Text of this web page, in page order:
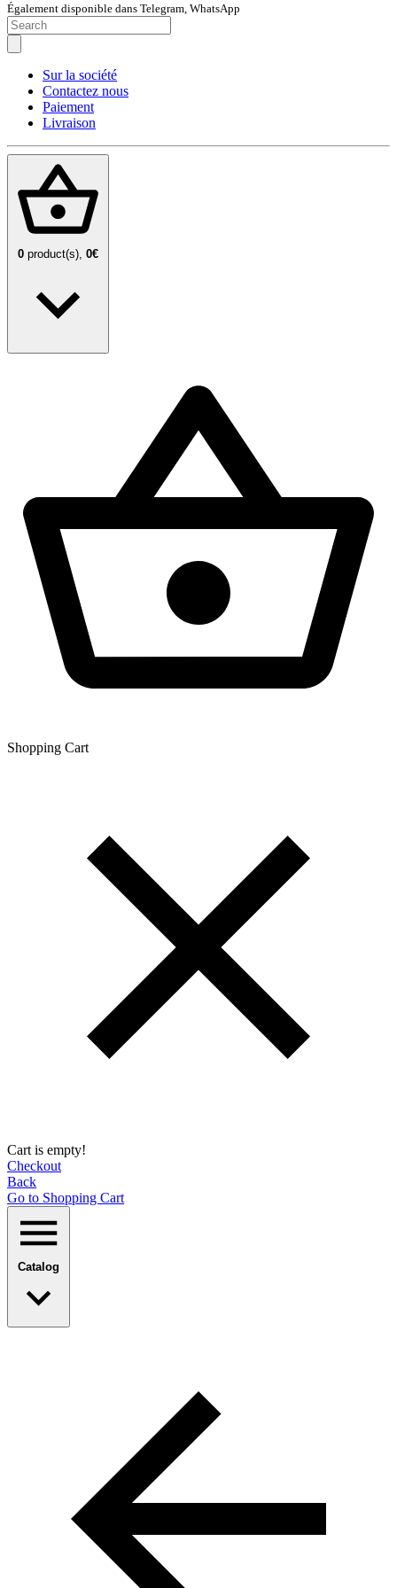
Également disponible dans Telegram, WhatsApp
Sur la société
Contactez nous
Paiement
Livraison
0 product(s), 0€
Shopping Сart
Cart is empty!
Checkout
Back
Go to Shopping Сart
Catalog